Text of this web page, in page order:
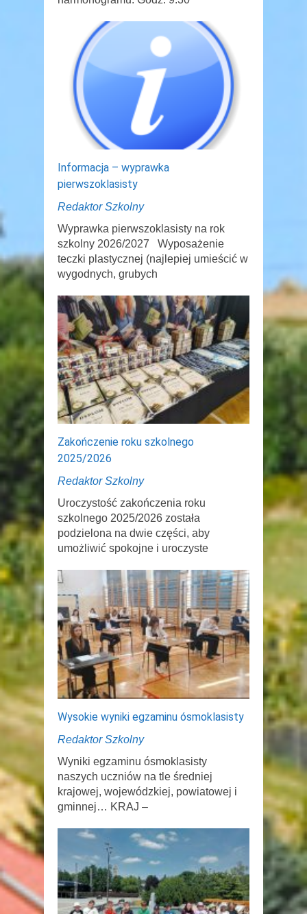
Informacja – wyprawka
pierwszoklasisty
Redaktor Szkolny
Wyprawka pierwszoklasisty na rok
szkolny 2026/2027 Wyposażenie
teczki plastycznej (najlepiej umieścić w
wygodnych, grubych
Zakończenie roku szkolnego
2025/2026
Redaktor Szkolny
Uroczystość zakończenia roku
szkolnego 2025/2026 została
podzielona na dwie części, aby
umożliwić spokojne i uroczyste
Wysokie wyniki egzaminu ósmoklasisty
Redaktor Szkolny
Wyniki egzaminu ósmoklasisty
naszych uczniów na tle średniej
krajowej, wojewódzkiej, powiatowej i
gminnej… KRAJ –